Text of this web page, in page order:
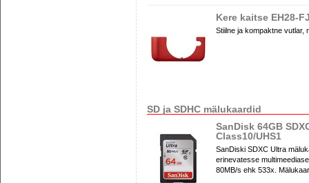
Kere kaitse EH28-
Stiilne ja kompaktne vutlar,
SD ja SDHC mälukaardid
SanDisk 64GB
Class10/UHS1
SanDiski SDXC Ultra
erinevatesse
80MB/s ehk 533x.